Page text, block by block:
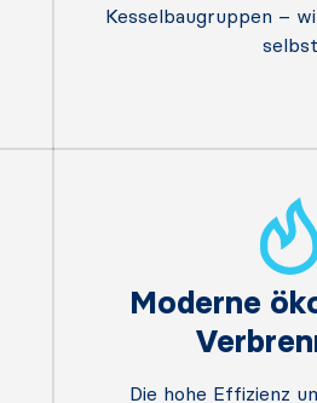
Kesselbaugruppen –
selbst
Moderne
Die hohe Effizienz